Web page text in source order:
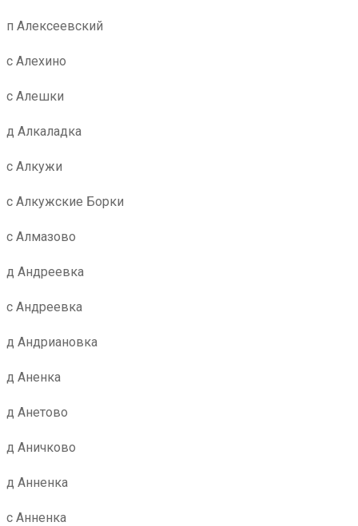
п Алексеевский
с Алехино
с Алешки
д Алкаладка
с Алкужи
с Алкужские Борки
с Алмазово
д Андреевка
с Андреевка
д Андриановка
д Аненка
д Анетово
д Аничково
д Анненка
с Анненка